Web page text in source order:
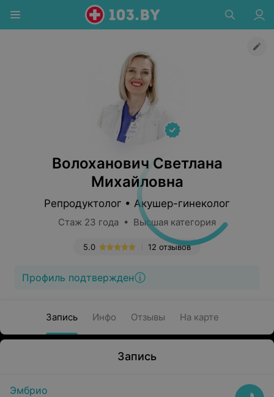
Волоханович Светлана
Михайловна
Репродуктолог • Акушер-гинеколог
Стаж 23 года • Высшая категория
12 отзывов
5.0
Профиль подтвержден
Запись Инфо Отзывы На карте
Запись
Эмбрио